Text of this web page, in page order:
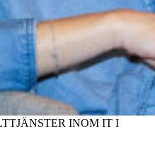
INOM IT I